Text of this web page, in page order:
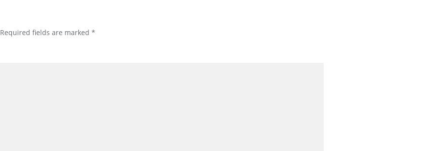
Required fields are marked *